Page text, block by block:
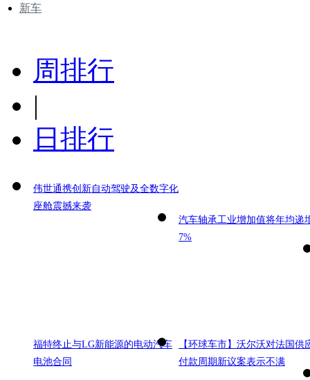
新车
周排行
|
日排行
伟世通携创新自动驾驶及全数字化
座舱震撼来袭
汽车轴承工业增加值将年均递
7%
福特终止与LG新能源的电动汽车
电池合同
【环球车市】沃尔沃对法国供
付款周期新议案表示不满